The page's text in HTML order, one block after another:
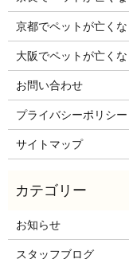
京都でペットが亡く
大阪でペットが亡く
お問い合わせ
プライバシーポリシー
サイトマップ
お知らせ
スタッフブログ